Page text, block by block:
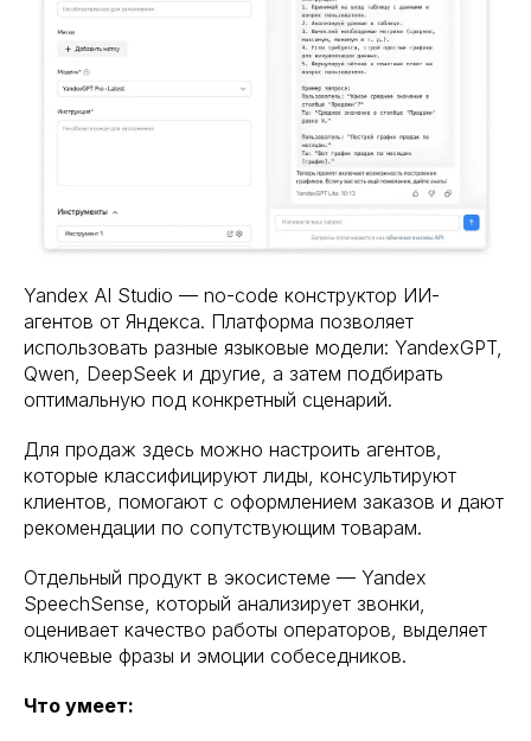
Yandex AI Studio — no-code конструктор ИИ-
агентов от Яндекса. Платформа позволяет
использовать разные языковые модели: YandexGPT,
Qwen, DeepSeek и другие, а затем подбирать
оптимальную под конкретный сценарий.
Для продаж здесь можно настроить агентов,
которые классифицируют лиды, консультируют
клиентов, помогают с оформлением заказов и дают
рекомендации по сопутствующим товарам.
Отдельный продукт в экосистеме — Yandex
SpeechSense, который анализирует звонки,
оценивает качество работы операторов, выделяет
ключевые фразы и эмоции собеседников.
Что умеет: